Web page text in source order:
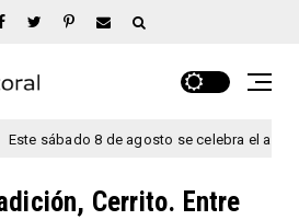
8 de agosto se celebra el aniversario
Cerrito. Entre